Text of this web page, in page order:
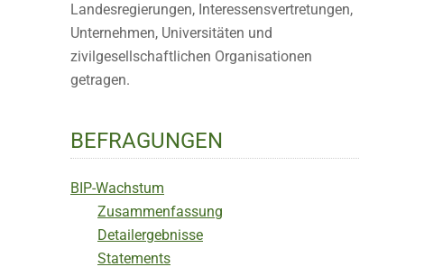
Landesregierungen, Interessensvertretungen,
Unternehmen, Universitäten und
zivilgesellschaftlichen Organisationen
getragen.
BEFRAGUNGEN
BIP-Wachstum
Zusammenfassung
Detailergebnisse
Statements